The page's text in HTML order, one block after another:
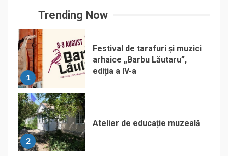
Trending Now
1
Festival de tarafuri și muzici
arhaice „Barbu Lăutaru”,
ediția a IV-a
2
Atelier de educație muzeală